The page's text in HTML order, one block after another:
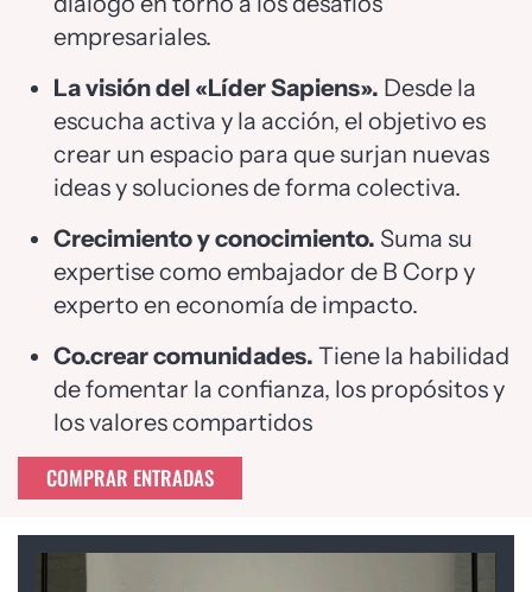
empresariales.
La visión del «Líder Sapiens». Desde la
escucha activa y la acción, el objetivo es
crear un espacio para que surjan nuevas
ideas y soluciones de forma colectiva.
Crecimiento y conocimiento. Suma su
expertise como embajador de B Corp y
experto en economía de impacto.
Co.crear comunidades. Tiene la habilidad
de fomentar la confianza, los propósitos y
los valores compartidos
COMPRAR ENTRADAS